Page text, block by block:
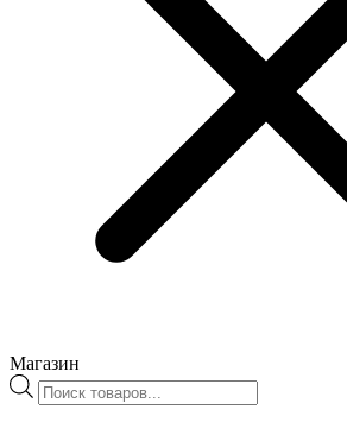
Магазин
Поиск
товаров